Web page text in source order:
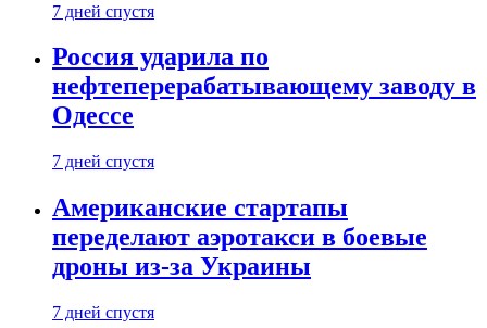
7 дней спустя
Россия ударила по
нефтеперерабатывающему заводу в
Одессе
7 дней спустя
Американские стартапы
переделают аэротакси в боевые
дроны из-за Украины
7 дней спустя